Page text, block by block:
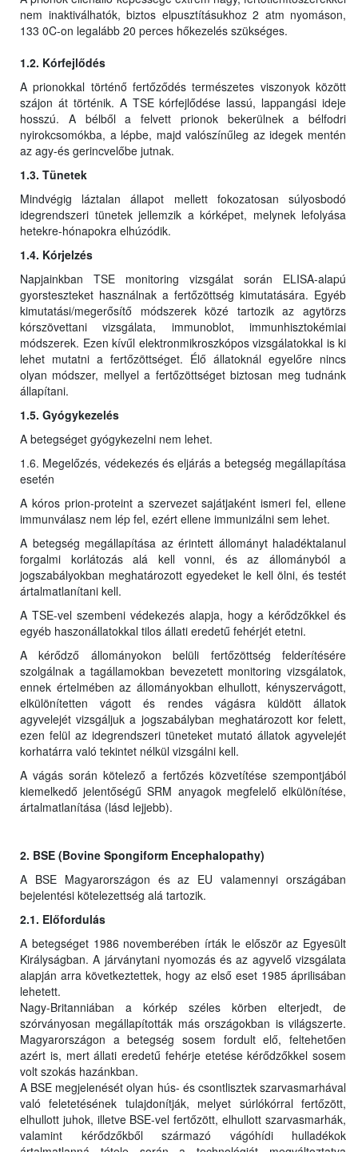
nem inaktiválhatók, biztos elpusztításukhoz 2 atm nyomáson,
133 0C-on legalább 20 perces hőkezelés szükséges.
1.2. Kórfejlődés
A prionokkal történő fertőződés természetes viszonyok között
szájon át történik. A TSE kórfejlődése lassú, lappangási ideje
hosszú. A bélből a felvett prionok bekerülnek a bélfodri
nyirokcsomókba, a lépbe, majd valószínűleg az idegek mentén
az agy-és gerincvelőbe jutnak.
1.3. Tünetek
Mindvégig láztalan állapot mellett fokozatosan súlyosbodó
idegrendszeri tünetek jellemzik a kórképet, melynek lefolyása
hetekre-hónapokra elhúzódik.
1.4. Kórjelzés
Napjainkban TSE monitoring vizsgálat során ELISA-alapú
gyorsteszteket használnak a fertőzöttség kimutatására. Egyéb
kimutatási/megerősítő módszerek közé tartozik az agytörzs
kórszövettani vizsgálata, immunoblot, immunhisztokémiai
módszerek. Ezen kívűl elektronmikroszkópos vizsgálatokkal is ki
lehet mutatni a fertőzöttséget. Élő állatoknál egyelőre nincs
olyan módszer, mellyel a fertőzöttséget biztosan meg tudnánk
állapítani.
1.5. Gyógykezelés
A betegséget gyógykezelni nem lehet.
1.6. Megelőzés, védekezés és eljárás a betegség megállapítása
esetén
A kóros prion-proteint a szervezet sajátjaként ismeri fel, ellene
immunválasz nem lép fel, ezért ellene immunizálni sem lehet.
A betegség megállapítása az érintett állományt haladéktalanul
forgalmi korlátozás alá kell vonni, és az állományból a
jogszabályokban meghatározott egyedeket le kell ölni, és testét
ártalmatlanítani kell.
A TSE-vel szembeni védekezés alapja, hogy a kérődzőkkel és
egyéb haszonállatokkal tilos állati eredetű fehérjét etetni.
A kérődző állományokon belüli fertőzöttség felderítésére
szolgálnak a tagállamokban bevezetett monitoring vizsgálatok,
ennek értelmében az állományokban elhullott, kényszervágott,
elkülönítetten vágott és rendes vágásra küldött állatok
agyvelejét vizsgáljuk a jogszabályban meghatározott kor felett,
ezen felül az idegrendszeri tüneteket mutató állatok agyvelejét
korhatárra való tekintet nélkül vizsgálni kell.
A vágás során kötelező a fertőzés közvetítése szempontjából
kiemelkedő jelentőségű SRM anyagok megfelelő elkülönítése,
ártalmatlanítása (lásd lejjebb).
2. BSE (Bovine Spongiform Encephalopathy)
A BSE Magyarországon és az EU valamennyi országában
bejelentési kötelezettség alá tartozik.
2.1. Előfordulás
A betegséget 1986 novemberében írták le először az Egyesült
Királyságban. A járványtani nyomozás és az agyvelő vizsgálata
alapján arra következtettek, hogy az első eset 1985 áprilisában
lehetett.
Nagy-Britanniában a kórkép széles körben elterjedt, de
szórványosan megállapították más országokban is világszerte.
Magyarországon a betegség sosem fordult elő, feltehetően
azért is, mert állati eredetű fehérje etetése kérődzőkkel sosem
volt szokás hazánkban.
A BSE megjelenését olyan hús- és csontlisztek szarvasmarhával
való feletetésének tulajdonítják, melyet súrlókórral fertőzött,
elhullott juhok, illetve BSE-vel fertőzött, elhullott szarvasmarhák,
valamint kérődzőkből származó vágóhídi hulladékok